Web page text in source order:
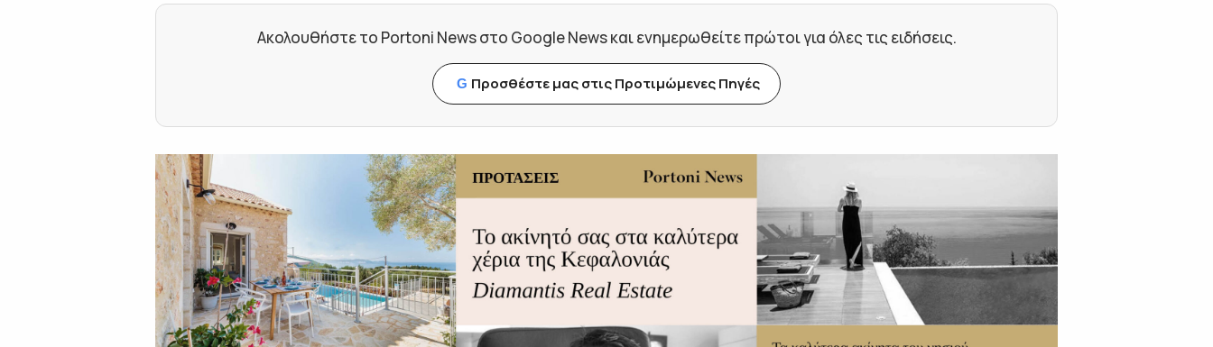
Ακολουθήστε το Portoni News στο Google News και ενημερωθείτε πρώτοι για όλες τις ειδήσεις.
G Προσθέστε μας στις Προτιμώμενες Πηγές